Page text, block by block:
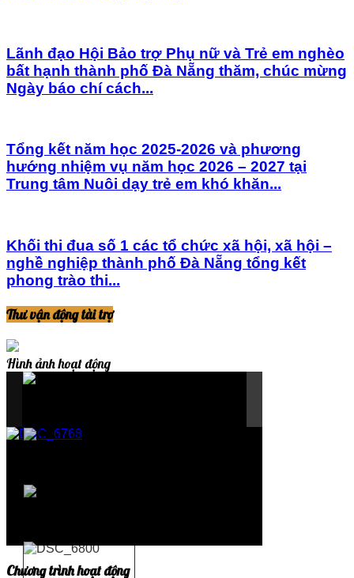
Lãnh đạo Hội Bảo trợ Phụ nữ và Trẻ em nghèo
bất hạnh thành phố Đà Nẵng thăm, chúc mừng
Ngày báo chí cách...
Tổng kết năm học 2025-2026 và phương
hướng nhiệm vụ năm học 2026 – 2027 tại
Trung tâm Nuôi dạy trẻ em khó khăn...
Khối thi đua số 1 các tổ chức xã hội, xã hội –
nghề nghiệp thành phố Đà Nẵng tổng kết
phong trào thi...
Thư vận động tài trợ
Hình ảnh hoạt động
Chương trình hoạt động